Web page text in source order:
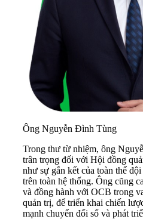
Ông Nguyễn Đình Tùng
Trong thư từ nhiệm, ông
trân trọng đối với Hội đồng
như sự gắn kết của toàn thể
trên toàn hệ thống. Ông cũng
và đồng hành với OCB trong
quản trị, để triển khai chiến
mạnh chuyển đổi số và phát